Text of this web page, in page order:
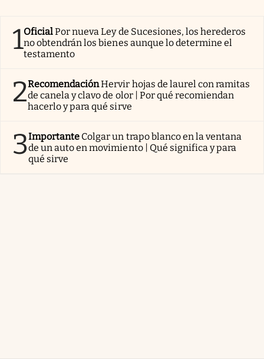
1OficialPor nueva Ley de Sucesiones, los herederos
no obtendrán los bienes aunque lo determine el
testamento
2RecomendaciónHervir hojas de laurel con ramitas
de canela y clavo de olor | Por qué recomiendan
hacerlo y para qué sirve
3Importante Colgar un trapo blanco en la ventana
de un auto en movimiento | Qué significa y para
qué sirve